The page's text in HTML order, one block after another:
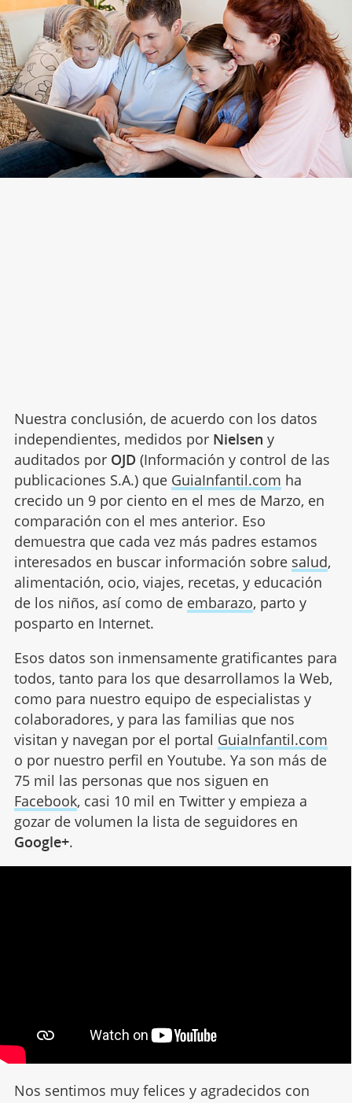
Nuestra conclusión, de acuerdo con los datos
independientes, medidos por Nielsen y
auditados por OJD (Información y control de las
publicaciones S.A.) que GuiaInfantil.com ha
crecido un 9 por ciento en el mes de Marzo, en
comparación con el mes anterior. Eso
demuestra que cada vez más padres estamos
interesados en buscar información sobre salud,
alimentación, ocio, viajes, recetas, y educación
de los niños, así como de embarazo, parto y
posparto en Internet.
Esos datos son inmensamente gratificantes para
todos, tanto para los que desarrollamos la Web,
como para nuestro equipo de especialistas y
colaboradores, y para las familias que nos
visitan y navegan por el portal GuiaInfantil.com
o por nuestro perfil en Youtube. Ya son más de
75 mil las personas que nos siguen en
Facebook, casi 10 mil en Twitter y empieza a
gozar de volumen la lista de seguidores en
Google+.
Nos sentimos muy felices y agradecidos con